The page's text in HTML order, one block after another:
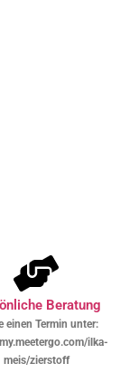
Beratung
einen Termin unter:
ilka-
meis/zierstoff